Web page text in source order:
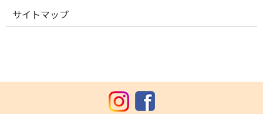
サイトマップ